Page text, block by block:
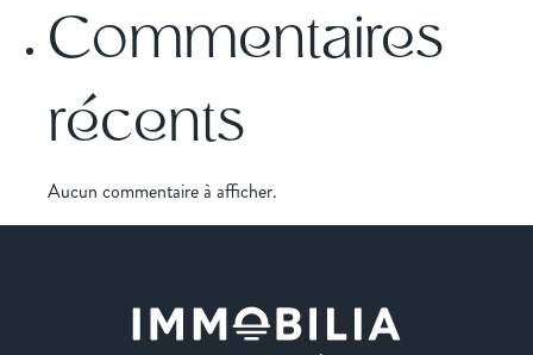
Commentaires
récents
Aucun commentaire à afficher.